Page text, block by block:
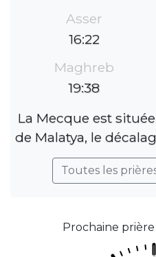
Asser
16:22
Maghreb
19:38
La Mecque est
de Malatya, le
Toutes les
Prochaine